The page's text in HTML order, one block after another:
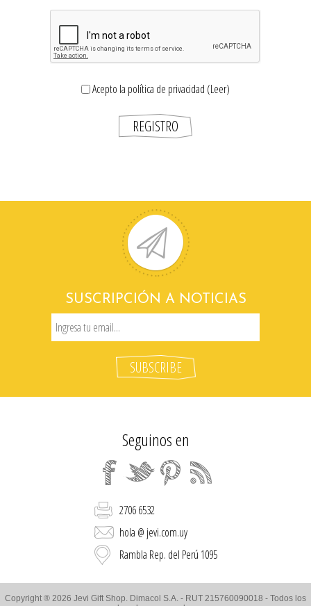
Acepto la política de privacidad (Leer)
SUSCRIPCIÓN A NOTICIAS
Seguinos en
2706 6532
hola @ jevi.com.uy
Rambla Rep. del Perú 1095
Copyright ® 2026 Jevi Gift Shop. Dimacol S.A. - RUT 215760090018 - Todos los